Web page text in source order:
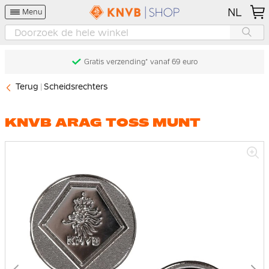
Menu NL
Gratis verzending* vanaf 69 euro
Terug Scheidsrechters
KNVB ARAG TOSS MUNT
afbeeldingen-